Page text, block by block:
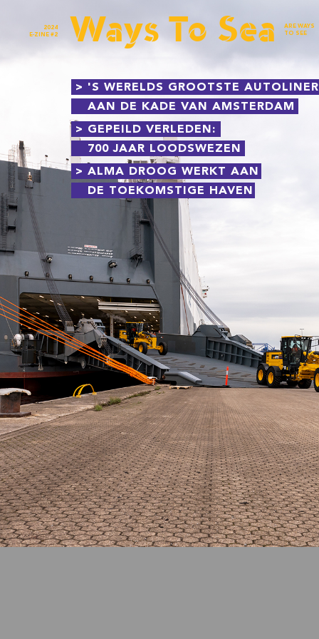
Ways To Sea
ARE WAYS
TO SEE
2024
E-ZINE #2
> 'S WERELDS GROOTSTE AUTOLINER
AAN DE KADE VAN AMSTERDAM
> GEPEILD VERLEDEN:
700 JAAR LOODSWEZEN
> ALMA DROOG WERKT AAN
DE TOEKOMSTIGE HAVEN